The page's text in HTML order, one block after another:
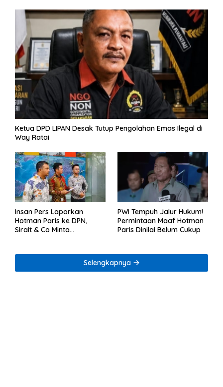
k p er k
Ketua DPD LIPAN Desak Tutup Pengolahan Emas Ilegal di
Way Ratai
Insan Pers Laporkan
Hotman Paris ke DPN,
Sirait & Co Minta
PWI Tempuh Jalur Hukum!
Permintaan Maaf Hotman
Paris Dinilai Belum Cukup
Selengkapnya